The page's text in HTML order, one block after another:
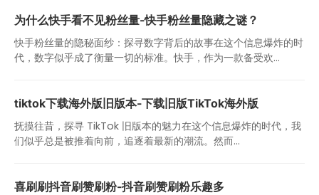
为什么快手看不见粉丝量-快手粉丝量隐藏之谜？
快手粉丝量的隐秘面纱：探寻数字背后的故事在这个信息爆炸的时
代，数字似乎成了衡量一切的标准。快手，作为一款备受欢...
tiktok下载海外版旧版本-下载旧版TikTok海外版
抚摸往昔，探寻 TikTok 旧版本的魅力在这个信息爆炸的时代，我
们似乎总是被推着向前，追逐着最新的潮流。然而...
喜刷刷抖音刷赞刷粉-抖音刷赞刷粉乐趣多